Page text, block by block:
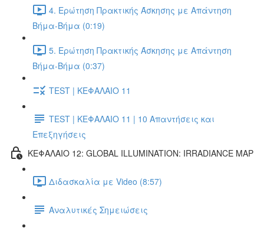
4. Ερώτηση Πρακτικής Άσκησης με Απάντηση
Βήμα-Βήμα (0:19)
5. Ερώτηση Πρακτικής Άσκησης με Απάντηση
Βήμα-Βήμα (0:37)
TEST | ΚΕΦΑΛΑΙΟ 11
TEST | ΚΕΦΑΛΑΙΟ 11 | 10 Απαντήσεις και
Επεξηγήσεις
ΚΕΦΑΛΑΙΟ 12: GLOBAL ILLUMINATION: IRRADIANCE MAP
Διδασκαλία με Video (8:57)
Αναλυτικές Σημειώσεις